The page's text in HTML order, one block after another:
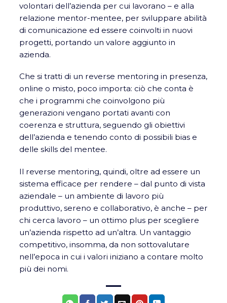
volontari dell’azienda per cui lavorano – e alla
relazione mentor-mentee, per sviluppare abilità
di comunicazione ed essere coinvolti in nuovi
progetti, portando un valore aggiunto in
azienda.
Che si tratti di un reverse mentoring in presenza,
online o misto, poco importa: ciò che conta è
che i programmi che coinvolgono più
generazioni vengano portati avanti con
coerenza e struttura, seguendo gli obiettivi
dell’azienda e tenendo conto di possibili bias e
delle skills del mentee.
Il reverse mentoring, quindi, oltre ad essere un
sistema efficace per rendere – dal punto di vista
aziendale – un ambiente di lavoro più
produttivo, sereno e collaborativo, è anche – per
chi cerca lavoro – un ottimo plus per scegliere
un’azienda rispetto ad un’altra. Un vantaggio
competitivo, insomma, da non sottovalutare
nell’epoca in cui i valori iniziano a contare molto
più dei nomi.